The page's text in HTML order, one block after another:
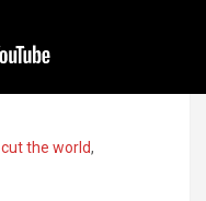
cut the world,